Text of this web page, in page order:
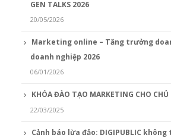
GEN TALKS 2026
20/05/2026
Marketing online – Tăng trưởng
doanh nghiệp 2026
06/01/2026
KHÓA ĐÀO TẠO MARKETING CHO
22/03/2025
Cảnh báo lừa đảo: DIGIPUBLIC